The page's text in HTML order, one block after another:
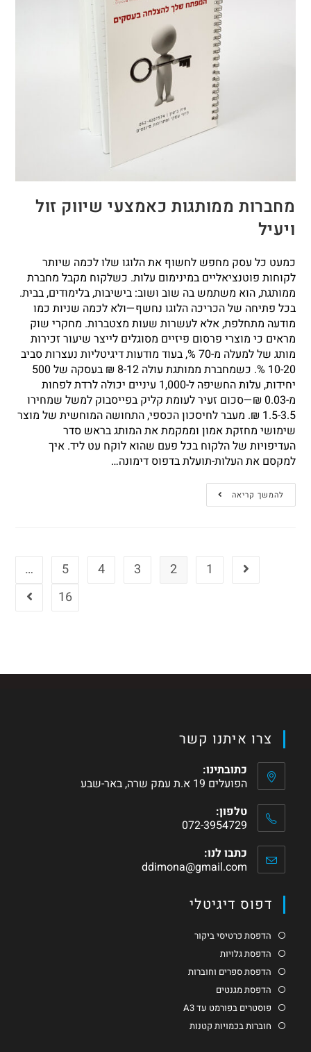
מחברות ממותגות כאמצעי שיווק זול
ויעיל
כמעט כל עסק מחפש לחשוף את הלוגו שלו לכמה שיותר
לקוחות פוטנציאליים במינימום עלות. כשלקוח מקבל מחברת
ממותגת, הוא משתמש בה שוב ושוב: בישיבות, בלימודים, בבית.
בכל פתיחה של הכריכה הלוגו נחשף—ולא לכמה שניות כמו
מודעה מתחלפת, אלא לעשרות שעות מצטברות. מחקרי שוק
מראים כי מוצרי פרסום פיזיים מסוגלים לייצר שיעור זכירות
מותג של למעלה מ-70 %, בעוד מודעות דיגיטליות נעצרות סביב
10-20 %. כשמחברת ממותגת עולה 8-12 ₪ בעסקה של 500
יחידות, עלות החשיפה ל-1,000 עיניים יכולה לרדת לפחות
מ-0.03 ₪—סכום זעיר לעומת קליק בפייסבוק למשל שמחירו
1.5-3.5 ₪. מעבר לחיסכון הכספי, התחושה המוחשית של מוצר
שימושי מחזקת אמון וממקמת את המותג בראש סדר
העדיפויות של הלקוח בכל פעם שהוא לוקח עט ליד. איך
למקסם את העלות-תועלת בדפוס דימונה…
להמשך קריאה
1
2
3
4
5
…
16
צרו איתנו קשר
כתובתינו:
הפועלים 19 א.ת עמק שרה, באר-שבע
טלפון:
072-3954729
כתבו לנו:
ddimona@gmail.com
דפוס דיגיטלי
הדפסת כרטיסי ביקור
הדפסת גלויות
הדפסת ספרים וחוברות
הדפסת מגנטים
פוסטרים בפורמט עד A3
חוברות בכמויות קטנות